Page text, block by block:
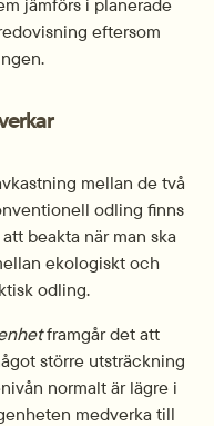
jämförs i planerade
eftersom
mellan de två
odling finns
beakta när man ska
ekologiskt och
odling.
framgår det att
större utsträckning
normalt är lägre i
medverka till